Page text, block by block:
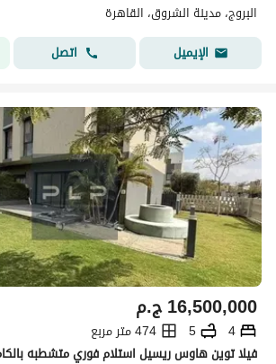
البروج، مدينة الشروق، القاهرة
الإيميل
اتصل
ج.م16,500,000
4
5
474 متر مربع